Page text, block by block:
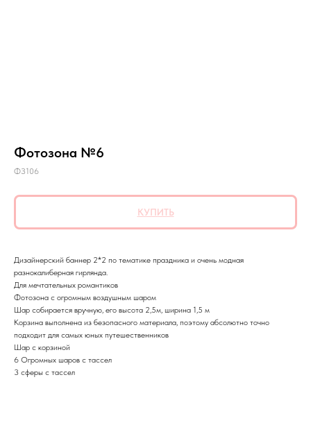
Фотозона №6
ФЗ106
КУПИТЬ
Дизайнерский баннер 2*2 по тематике праздника и очень модная
разнокалиберная гирлянда.
Для мечтательных романтиков
Фотозона с огромным воздушным шаром
Шар собирается вручную, его высота 2,5м, ширина 1,5 м
Корзина выполнена из безопасного материала, поэтому абсолютно точно
подходит для самых юных путешественников
Шар с корзиной
6 Огромных шаров с тассел
3 сферы с тассел